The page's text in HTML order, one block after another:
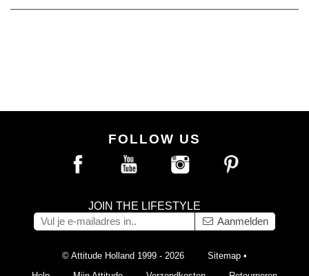
FOLLOW US
JOIN THE LIFESTYLE
Aanmelden
© Attitude Holland 1999 - 2026 Sitemap •